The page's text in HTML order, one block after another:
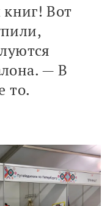
книг! Вот
— В
то.